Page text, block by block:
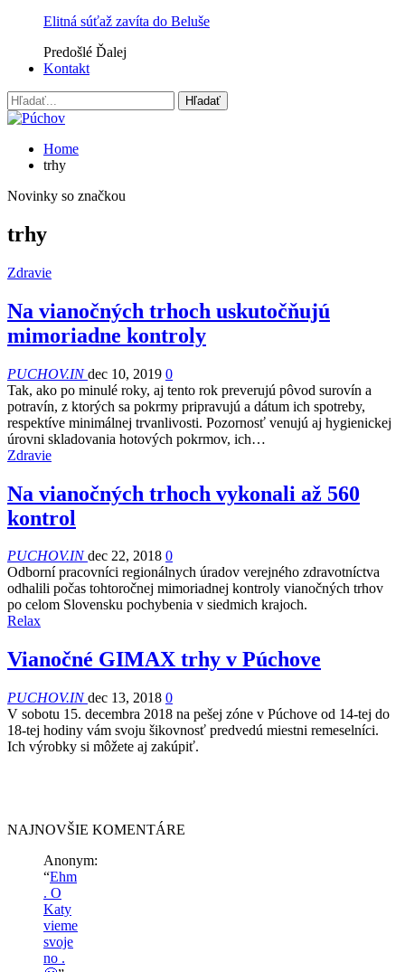
Elitná súťaž zavíta do Beluše
Predošlé Ďalej
Kontakt
Home
trhy
Novinky so značkou
trhy
Zdravie
Na vianočných trhoch uskutočňujú
mimoriadne kontroly
PUCHOV.INdec 10, 2019 0
Tak, ako po minulé roky, aj tento rok preverujú pôvod surovín a
potravín, z ktorých sa pokrmy pripravujú a dátum ich spotreby,
respektíve minimálnej trvanlivosti. Pozornosť venujú aj hygienickej
úrovni skladovania hotových pokrmov, ich…
Zdravie
Na vianočných trhoch vykonali až 560
kontrol
PUCHOV.INdec 22, 2018 0
Odborní pracovníci regionálnych úradov verejného zdravotníctva
odhalili počas tohtoročnej mimoriadnej kontroly vianočných trhov
po celom Slovensku pochybenia v siedmich krajoch.
Relax
Vianočné GIMAX trhy v Púchove
PUCHOV.INdec 13, 2018 0
V sobotu 15. decembra 2018 na pešej zóne v Púchove od 14-tej do
18-tej hodiny vám svoju šikovnosť predvedú miestni remeselníci.
Ich výrobky si môžete aj zakúpiť.
NAJNOVŠIE KOMENTÁRE
Anonym:
“Ehm
. O
Katy
vieme
svoje
no .